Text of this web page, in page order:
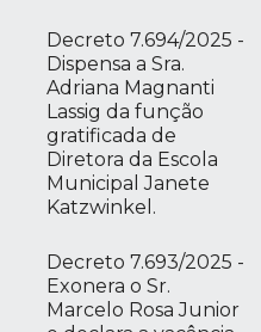
Decreto 7.694/2025 -
Dispensa a Sra.
Adriana Magnanti
Lassig da função
gratificada de
Diretora da Escola
Municipal Janete
Katzwinkel.
Decreto 7.693/2025 -
Exonera o Sr.
Marcelo Rosa Junior